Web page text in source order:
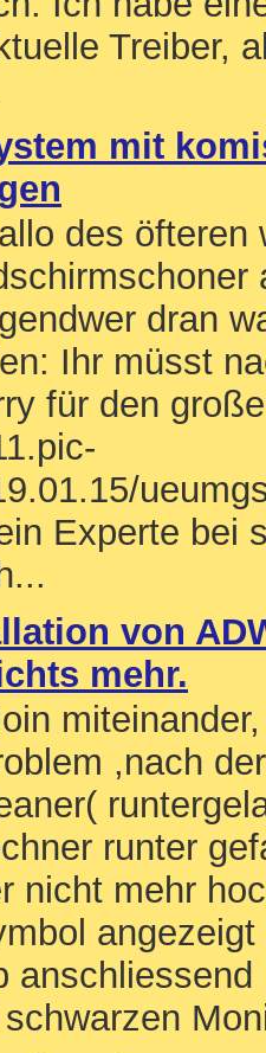
Treiber,
mit
des öfteren
dran
Ihr müsst
für den
Experte bei
von
mehr.
,nach
runter
nicht mehr
angezeigt
anschliessend